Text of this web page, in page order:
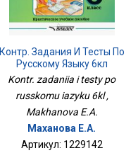
Контр. Задания И Тесты По
Русскому Языку 6кл
Kontr. zadaniia i testy po
russkomu iazyku 6kl ,
Makhanova E.A.
Маханова Е.А.
Артикул: 1229142